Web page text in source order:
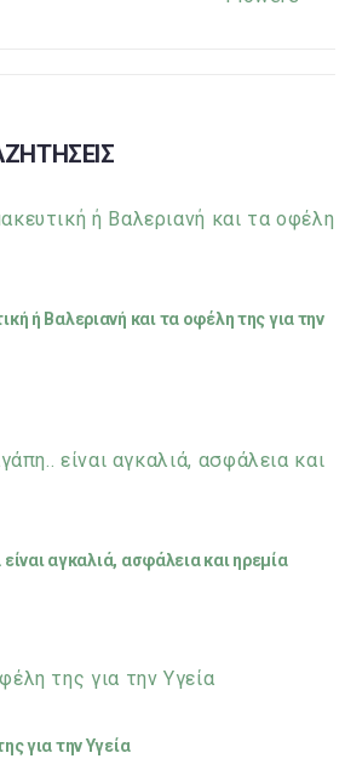
ή Βαλεριανή και τα οφέλη της για την
αγκαλιά, ασφάλεια και ηρεμία
για την Υγεία